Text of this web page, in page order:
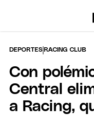
DEPORTES |RACING CLUB
Con
Central
a Racing,